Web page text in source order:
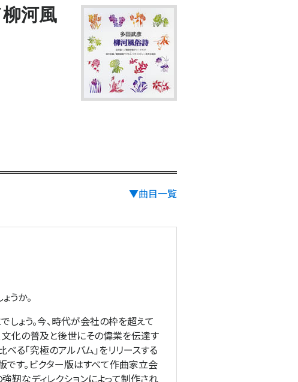
河風
▼曲目一覧
うか。
ょう。今、時代が会社の枠を超えて
文化の普及と後世にその偉業を伝達す
る「究極のアルバム」をリリースする
です。ビクター版はすべて作曲家立会
靭なディレクションによって制作され